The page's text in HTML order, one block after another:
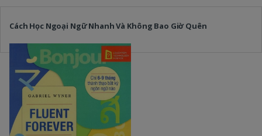
Cách Học Ngoại Ngữ Nhanh Và Không Bao Giờ Quên